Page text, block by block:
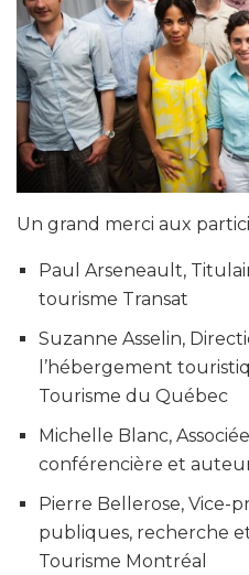
Un grand merci aux
Paul Arseneault,
tourisme Transat
Suzanne Asselin,
l’hébergement
Tourisme du Québec
Michelle Blanc,
conférencière et
Pierre Bellerose, Vice-
publiques, recherche
Tourisme Montréal